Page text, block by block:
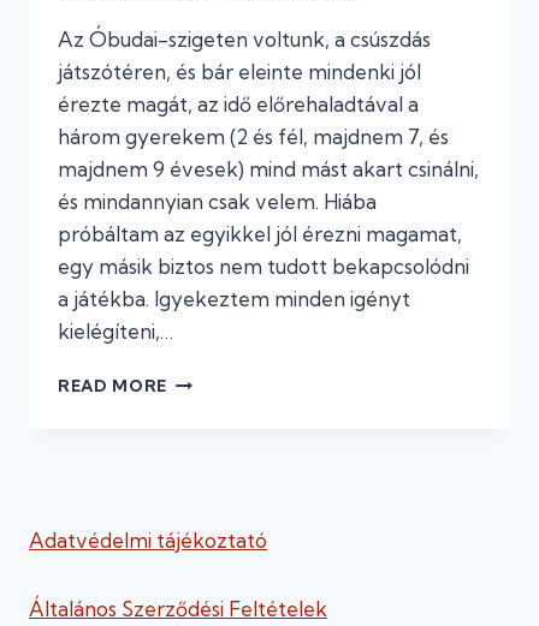
Az Óbudai-szigeten voltunk, a csúszdás
játszótéren, és bár eleinte mindenki jól
érezte magát, az idő előrehaladtával a
három gyerekem (2 és fél, majdnem 7, és
majdnem 9 évesek) mind mást akart csinálni,
és mindannyian csak velem. Hiába
próbáltam az egyikkel jól érezni magamat,
egy másik biztos nem tudott bekapcsolódni
a játékba. Igyekeztem minden igényt
kielégíteni,…
READ MORE #20
Adatvédelmi tájékoztató
Általános Szerződési Feltételek